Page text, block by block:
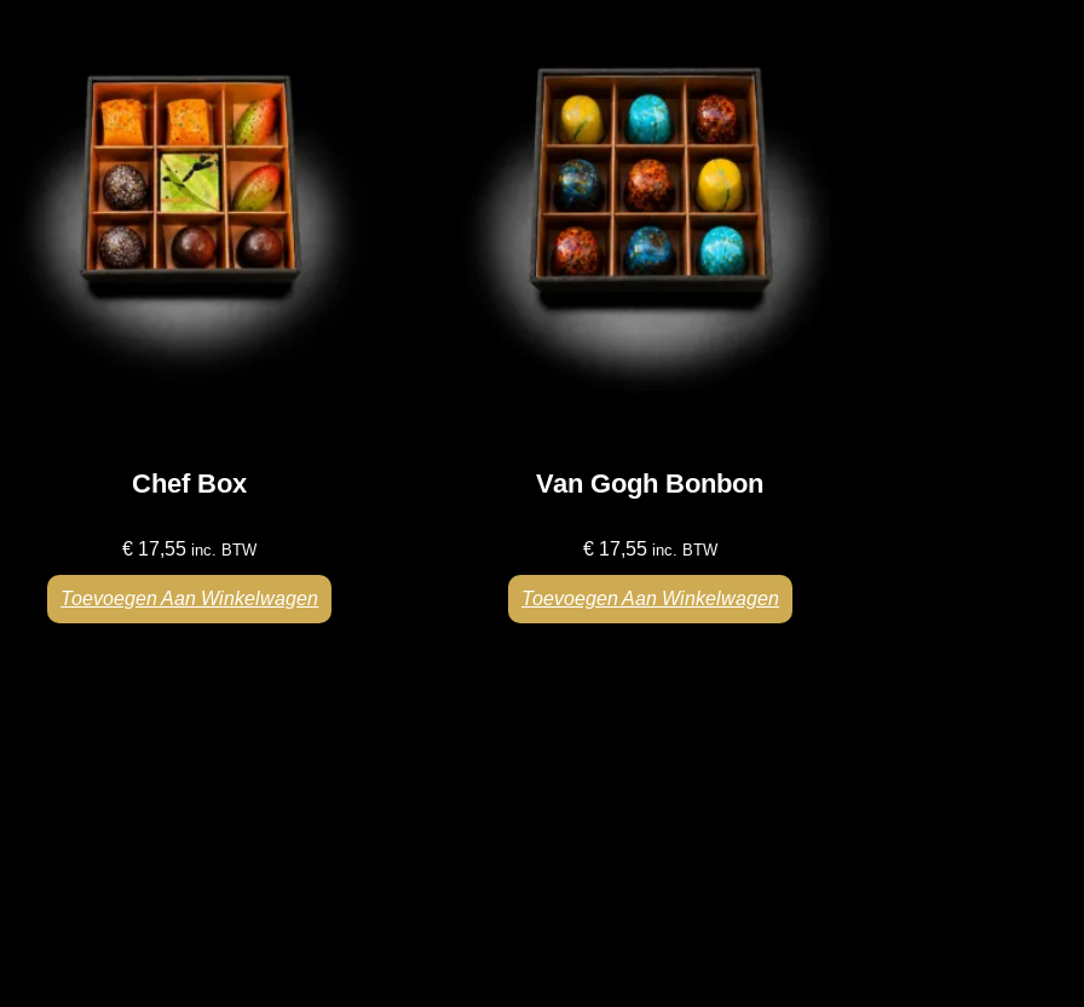
Chef Box
€ 17,55 inc. BTW
Toevoegen Aan Winkelwagen
Van Gogh Bonbon
€17,55 inc. BTW
Toevoegen Aan Winkelwagen